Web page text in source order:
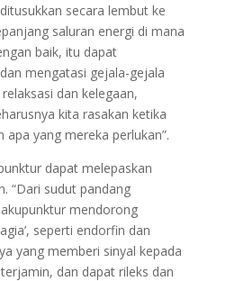
secara lembut ke
saluran energi di mana
baik, itu dapat
mengatasi gejala-gejala
dan kelegaan,
kita rasakan ketika
yang mereka perlukan”.
dapat melepaskan
“Dari sudut pandang
mendorong
seperti endorfin dan
yang memberi sinyal kepada
dan dapat rileks dan